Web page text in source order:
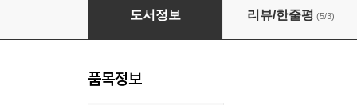
나의 첫 경영어 수업
도서정보 리뷰/한줄평 (5/3)
품목정보